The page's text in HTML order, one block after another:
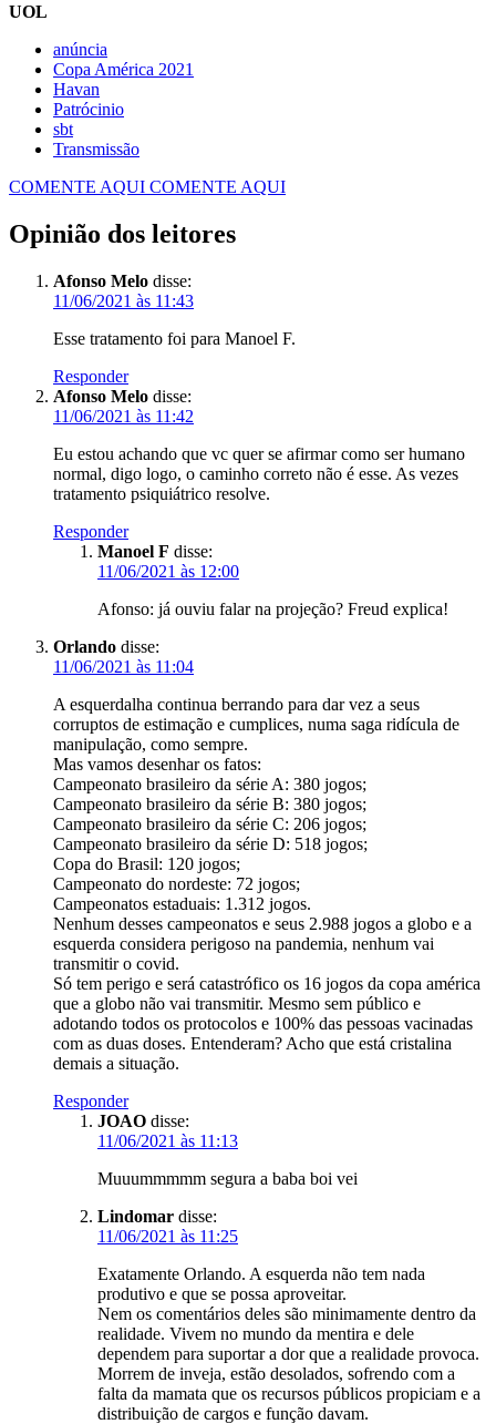
UOL
anúncia
Copa América 2021
Havan
Patrócinio
sbt
Transmissão
COMENTE AQUI COMENTE AQUI
Opinião dos leitores
Afonso Melo disse:
11/06/2021 às 11:43
Esse tratamento foi para Manoel F.
Responder
Afonso Melo disse:
11/06/2021 às 11:42
Eu estou achando que vc quer se afirmar como ser humano
normal, digo logo, o caminho correto não é esse. As vezes
tratamento psiquiátrico resolve.
Responder
Manoel F disse:
11/06/2021 às 12:00
Afonso: já ouviu falar na projeção? Freud explica!
Orlando disse:
11/06/2021 às 11:04
A esquerdalha continua berrando para dar vez a seus
corruptos de estimação e cumplices, numa saga ridícula de
manipulação, como sempre.
Mas vamos desenhar os fatos:
Campeonato brasileiro da série A: 380 jogos;
Campeonato brasileiro da série B: 380 jogos;
Campeonato brasileiro da série C: 206 jogos;
Campeonato brasileiro da série D: 518 jogos;
Copa do Brasil: 120 jogos;
Campeonato do nordeste: 72 jogos;
Campeonatos estaduais: 1.312 jogos.
Nenhum desses campeonatos e seus 2.988 jogos a globo e a
esquerda considera perigoso na pandemia, nenhum vai
transmitir o covid.
Só tem perigo e será catastrófico os 16 jogos da copa américa
que a globo não vai transmitir. Mesmo sem público e
adotando todos os protocolos e 100% das pessoas vacinadas
com as duas doses. Entenderam? Acho que está cristalina
demais a situação.
Responder
JOAO disse:
11/06/2021 às 11:13
Muuummmmm segura a baba boi vei
Lindomar disse:
11/06/2021 às 11:25
Exatamente Orlando. A esquerda não tem nada
produtivo e que se possa aproveitar.
Nem os comentários deles são minimamente dentro da
realidade. Vivem no mundo da mentira e dele
dependem para suportar a dor que a realidade provoca.
Morrem de inveja, estão desolados, sofrendo com a
falta da mamata que os recursos públicos propiciam e a
distribuição de cargos e função davam.